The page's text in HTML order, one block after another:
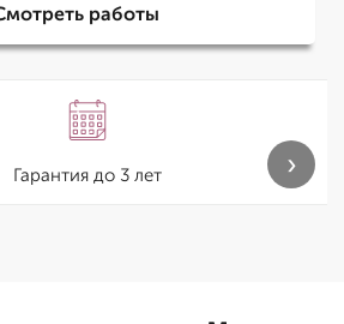
работы
Гарантия до 3 лет ›